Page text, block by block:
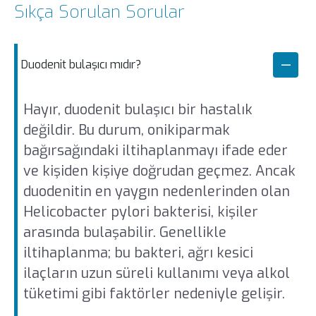
Sıkça Sorulan Sorular
Duodenit bulaşıcı mıdır?
Hayır, duodenit bulaşıcı bir hastalık
değildir. Bu durum, onikiparmak
bağırsağındaki iltihaplanmayı ifade eder
ve kişiden kişiye doğrudan geçmez. Ancak
duodenitin en yaygın nedenlerinden olan
Helicobacter pylori bakterisi, kişiler
arasında bulaşabilir. Genellikle
iltihaplanma; bu bakteri, ağrı kesici
ilaçların uzun süreli kullanımı veya alkol
tüketimi gibi faktörler nedeniyle gelişir.